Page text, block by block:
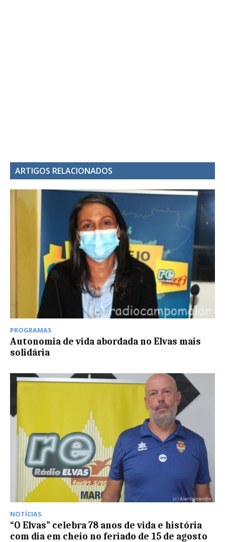
ARTIGOS RELACIONADOS
PROGRAMAS
Autonomia de vida abordada no Elvas mais
solidária
NOTÍCIAS
“O Elvas” celebra 78 anos de vida e história
com dia em cheio no feriado de 15 de agosto